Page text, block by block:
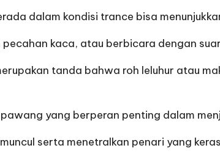
dalam kondisi trance bisa
kaca, atau berbicara dengan
tanda bahwa roh leluhur atau
yang berperan penting dalam
serta menetralkan penari yang